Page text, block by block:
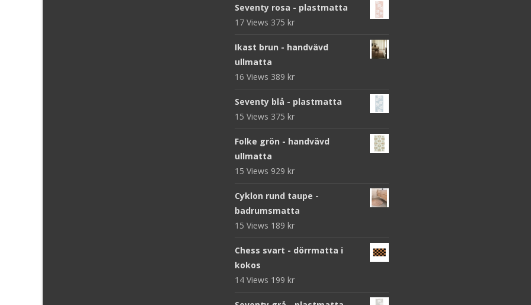
Seventy rosa - plastmatta
17 Views 375 kr
Ikast brun - handvävd
ullmatta
16 Views 389 kr
Seventy blå - plastmatta
15 Views 375 kr
Folke grön - handvävd
ullmatta
15 Views 929 kr
Cyklon rund taupe -
badrumsmatta
15 Views 189 kr
Chess svart - dörrmatta i
kokos
14 Views 199 kr